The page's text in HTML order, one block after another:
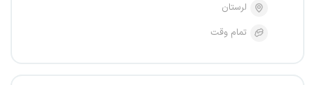
لرستان
تمام وقت